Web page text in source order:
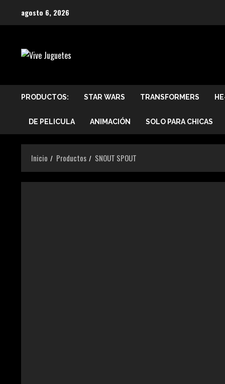
agosto 6, 2026
PRODUCTOS: STAR WARS TRANSFORMERS
DE PELICULA ANIMACIÓN SOLO PARA CHICAS
Inicio Productos SNOUT SPOUT